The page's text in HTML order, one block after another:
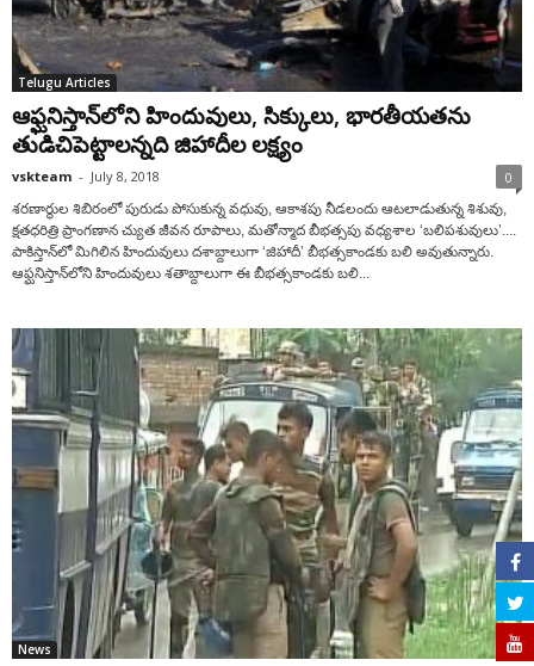
Telugu Articles
ఆఫ్ఘనిస్తాన్‌లోని హిందువులు, సిక్కులు, భారతీయతను
తుడిచిపెట్టాలన్నది జిహాదీల లక్ష్యం
vskteam - July 8, 2018 0
శరణార్థుల శిబిరంలో పురుడు పోసుకున్న వధువు, ఆకాశపు నీడలందు ఆటలాడుతున్న శిశువు,
క్షతధరిత్రి ప్రాంగణాన చ్యుత జీవన రూపాలు, మతోన్మాద బీభత్సపు వధ్యశాల ‘బలిపశువులు’....
పాకిస్తాన్‌లో మిగిలిన హిందువులు దశాబ్దాలుగా ‘జిహాదీ’ బీభత్సకాండకు బలి అవుతున్నారు.
ఆఫ్ఘనిస్తాన్‌లోని హిందువులు శతాబ్దాలుగా ఈ బీభత్సకాండకు బలి...
News